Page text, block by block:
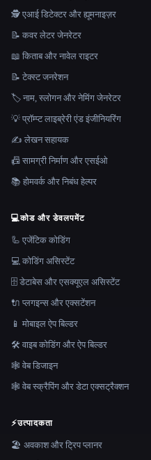
🕵️ एआई डिटेक्टर और ह्यूमनाइज़र
📝 कवर लेटर जेनरेटर
📖 किताब और नावेल राइटर
📝 टेक्स्ट जनरेशन
🏷️ नाम, स्लोगन और नेमिंग जेनरेटर
💡 प्रॉम्प्ट लाइब्रेरी एंड इंजीनियरिंग
✍️ लेखन सहायक
📠 सामग्री निर्माण और एसईओ
📚 होमवर्क और निबंध हेल्पर
💻कोड और डेवलपमेंट
🦾 एजेंटिक कोडिंग
💻 कोडिंग असिस्टेंट
🗄️ डेटाबेस और एसक्यूएल असिस्टेंट
🔌 प्लगइन्स और एक्सटेंशन
📱 मोबाइल ऐप बिल्डर
🛠️ वाइब कोडिंग और ऐप बिल्डर
🕸 वेब डिजाइन
🕸️ वेब स्क्रैपिंग और डेटा एक्सट्रैक्शन
⚡उत्पादकता
🏖 अवकाश और ट्रिप प्लानर